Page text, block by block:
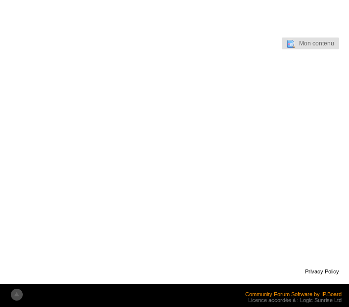
Mon contenu
Privacy Policy
Community Forum Software by IP.Board
Licence accordée à : Logic Sunrise Ltd